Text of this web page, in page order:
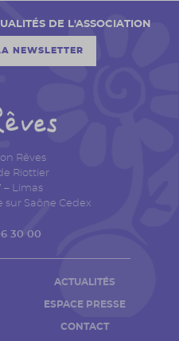
Rêves
Riottier
– Limas
sur Saône Cedex
30 00
ACTUALITÉS
ESPACE PRESSE
CONTACT
DE L'ASSOCIATION
NEWSLETTER